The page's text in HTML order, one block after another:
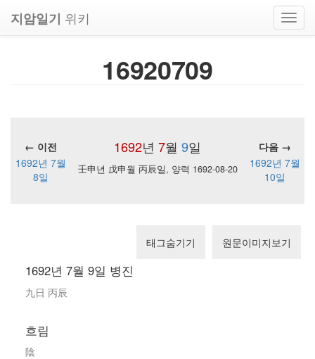
지암일기 위키
16920709
1692년 7월 9일
← 이전
다음 →
1692년 7월
8일
壬申년 戊申월 丙辰일, 양력 1692-08-20
1692년 7월
10일
태그숨기기 원문이미지보기
1692년 7월 9일 병진
九日 丙辰
흐림
陰